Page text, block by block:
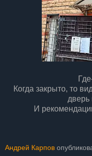
Когда закрыто, то
И
Андрей Карпов